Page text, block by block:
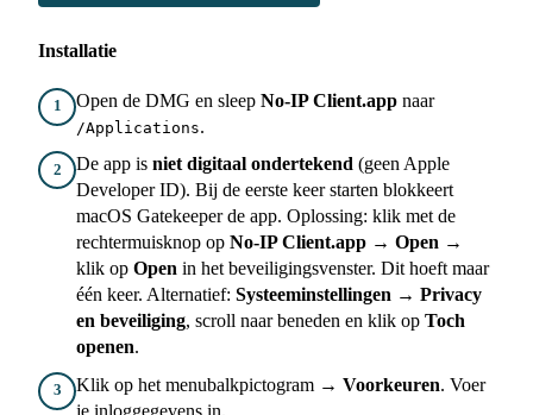
Installatie
1 Open de DMG en sleep No-IP Client.app naar
/Applications.
2 De app is niet digitaal ondertekend (geen Apple
Developer ID). Bij de eerste keer starten blokkeert
macOS Gatekeeper de app. Oplossing: klik met de
rechtermuisknop op No-IP Client.app → Open →
klik op Open in het beveiligingsvenster. Dit hoeft maar
één keer. Alternatief: Systeeminstellingen → Privacy
en beveiliging, scroll naar beneden en klik op Toch
openen.
3 Klik op het menubalkpictogram → Voorkeuren. Voer
je inloggegevens in.